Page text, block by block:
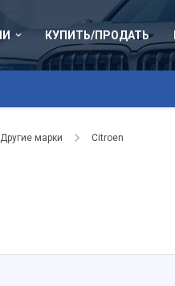
КУПИТЬ/ПРОДАТЬ
Другие марки Citroen